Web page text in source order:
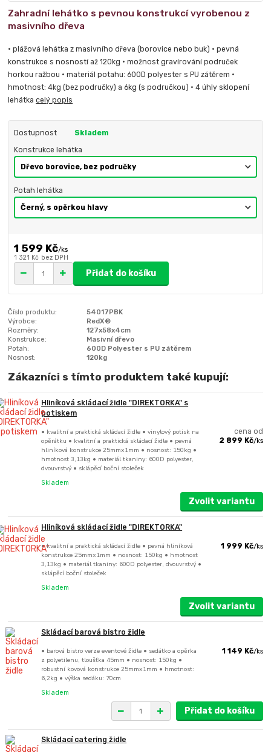
Zahradní lehátko s pevnou konstrukcí vyrobenou z
masivního dřeva
• plážová lehátka z masivního dřeva (borovice nebo buk) • pevná
konstrukce s nosností až 120kg • možnost gravírování područek
horkou ražbou • materiál potahu: 600D polyester s PU zátěrem •
hmotnost: 4kg (bez područky) a 6kg (s područkou) • 4 úhly sklopení
lehátkacelý popis
Dostupnost Skladem
Konstrukce lehátka
Potah lehátka
1 599 Kč/ks
1 321 Kč bez DPH
Přidat do košíku
Číslo produktu:
54017PBK
Výrobce:
RedX®
Rozměry:
127x58x4cm
Konstrukce:
Masivní dřevo
Potah:
600D Polyester s PU zátěrem
Nosnost:
120kg
Zákazníci s tímto produktem také kupují:
Hliníková skládací židle "DIREKTORKA" s
potiskem
• kvalitní a praktická skládací židle • vinylový potisk na
opěrátku • kvalitní a praktická skládací židle • pevná
hliníková konstrukce 25mmx1mm • nosnost: 150kg •
hmotnost 3,13kg • materiál tkaniny: 600D polyester,
dvouvrstvý • sklápěcí boční stoleček
cena od
2 899 Kč/ks
Skladem
Zvolit variantu
Hliníková skládací židle "DIREKTORKA"
• kvalitní a praktická skládací židle • pevná hliníková
konstrukce 25mmx1mm • nosnost: 150kg • hmotnost
3,13kg • materiál tkaniny: 600D polyester, dvouvrstvý •
sklápěcí boční stoleček
1 999 Kč/ks
Skladem
Zvolit variantu
Skládací barová bistro židle
• barová bistro verze eventové židle • sedátko a opěrka
z polyetilenu, tloušťka 45mm • nosnost: 150kg •
robustní kovová konstrukce 25mmx1mm • hmotnost:
6,2kg • výška sedáku: 70cm
1 149 Kč/ks
Skladem
Přidat do košíku
Skládací catering židle